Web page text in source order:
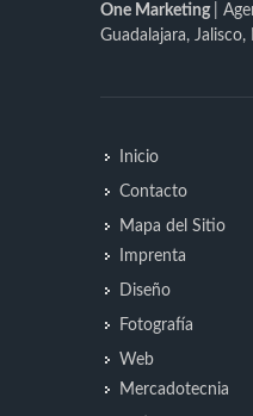
One Marketing
|
Guadalajara, Jalisco,
Inicio
Contacto
Mapa del Sitio
Imprenta
Diseño
Fotografía
Web
Mercadotecnia